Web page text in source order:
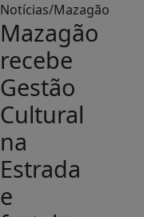
Notícias/Mazagão
Mazagão
recebe
Gestão
Cultural
na
Estrada
e